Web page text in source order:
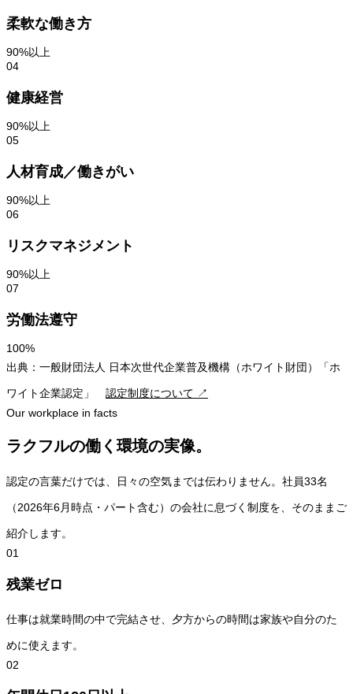
柔軟な働き方
90%以上
04
健康経営
90%以上
05
人材育成／働きがい
90%以上
06
リスクマネジメント
90%以上
07
労働法遵守
100%
出典：一般財団法人 日本次世代企業普及機構（ホワイト財団）「ホ
ワイト企業認定」 認定制度について ↗
Our workplace in facts
ラクフルの働く環境の実像。
認定の言葉だけでは、日々の空気までは伝わりません。社員33名
（2026年6月時点・パート含む）の会社に息づく制度を、そのままご
紹介します。
01
残業ゼロ
仕事は就業時間の中で完結させ、夕方からの時間は家族や自分のた
めに使えます。
02